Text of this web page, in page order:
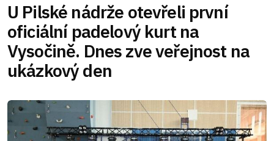
U Pilské nádrže otevřeli první
oficiální padelový kurt na
Vysočině. Dnes zve veřejnost na
ukázkový den